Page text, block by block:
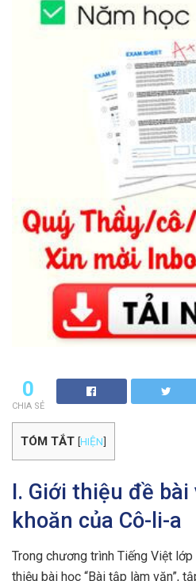
0
CHIA SẺ
TÓM TẮT [HIỆN]
I. Giới thiệu đề
khoăn của Cô-li-a
Trong chương trình Tiếng Việt
thiệu bài học “Bài tập làm văn”,